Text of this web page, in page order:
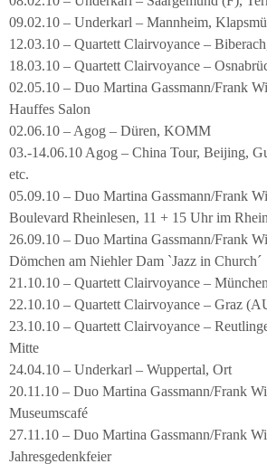
09.02.10 – Underkarl – Mannheim,
12.03.10 – Quartett Clairvoyance –
18.03.10 – Quartett Clairvoyance –
02.05.10 – Duo Martina Gassmann/Frank
Hauffes Salon
02.06.10 – Agog – Düren, KOMM
03.-14.06.10 Agog – China Tour, Beijing,
etc.
05.09.10 – Duo Martina Gassmann/Frank
Boulevard Rheinlesen, 11 + 15 Uhr im
26.09.10 – Duo Martina Gassmann/Frank
Dömchen am Niehler Dam `Jazz in Church´
21.10.10 – Quartett Clairvoyance –
22.10.10 – Quartett Clairvoyance – Graz
23.10.10 – Quartett Clairvoyance –
Mitte
24.04.10 – Underkarl – Wuppertal, Ort
20.11.10 – Duo Martina Gassmann/Frank
Museumscafé
27.11.10 – Duo Martina Gassmann/Frank
Jahresgedenkfeier